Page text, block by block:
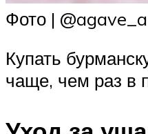
Фото |
Купать
чаще, чем раз в